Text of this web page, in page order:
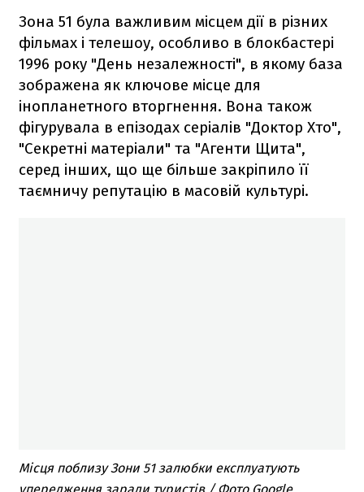
Зона 51 була важливим місцем дії в різних
фільмах і телешоу, особливо в блокбастері
1996 року "День незалежності", в якому база
зображена як ключове місце для
інопланетного вторгнення. Вона також
фігурувала в епізодах серіалів "Доктор Хто",
"Секретні матеріали" та "Агенти Щита",
серед інших, що ще більше закріпило її
таємничу репутацію в масовій культурі.
Місця поблизу Зони 51 залюбки експлуатують
упередження заради туристів / Фото Google